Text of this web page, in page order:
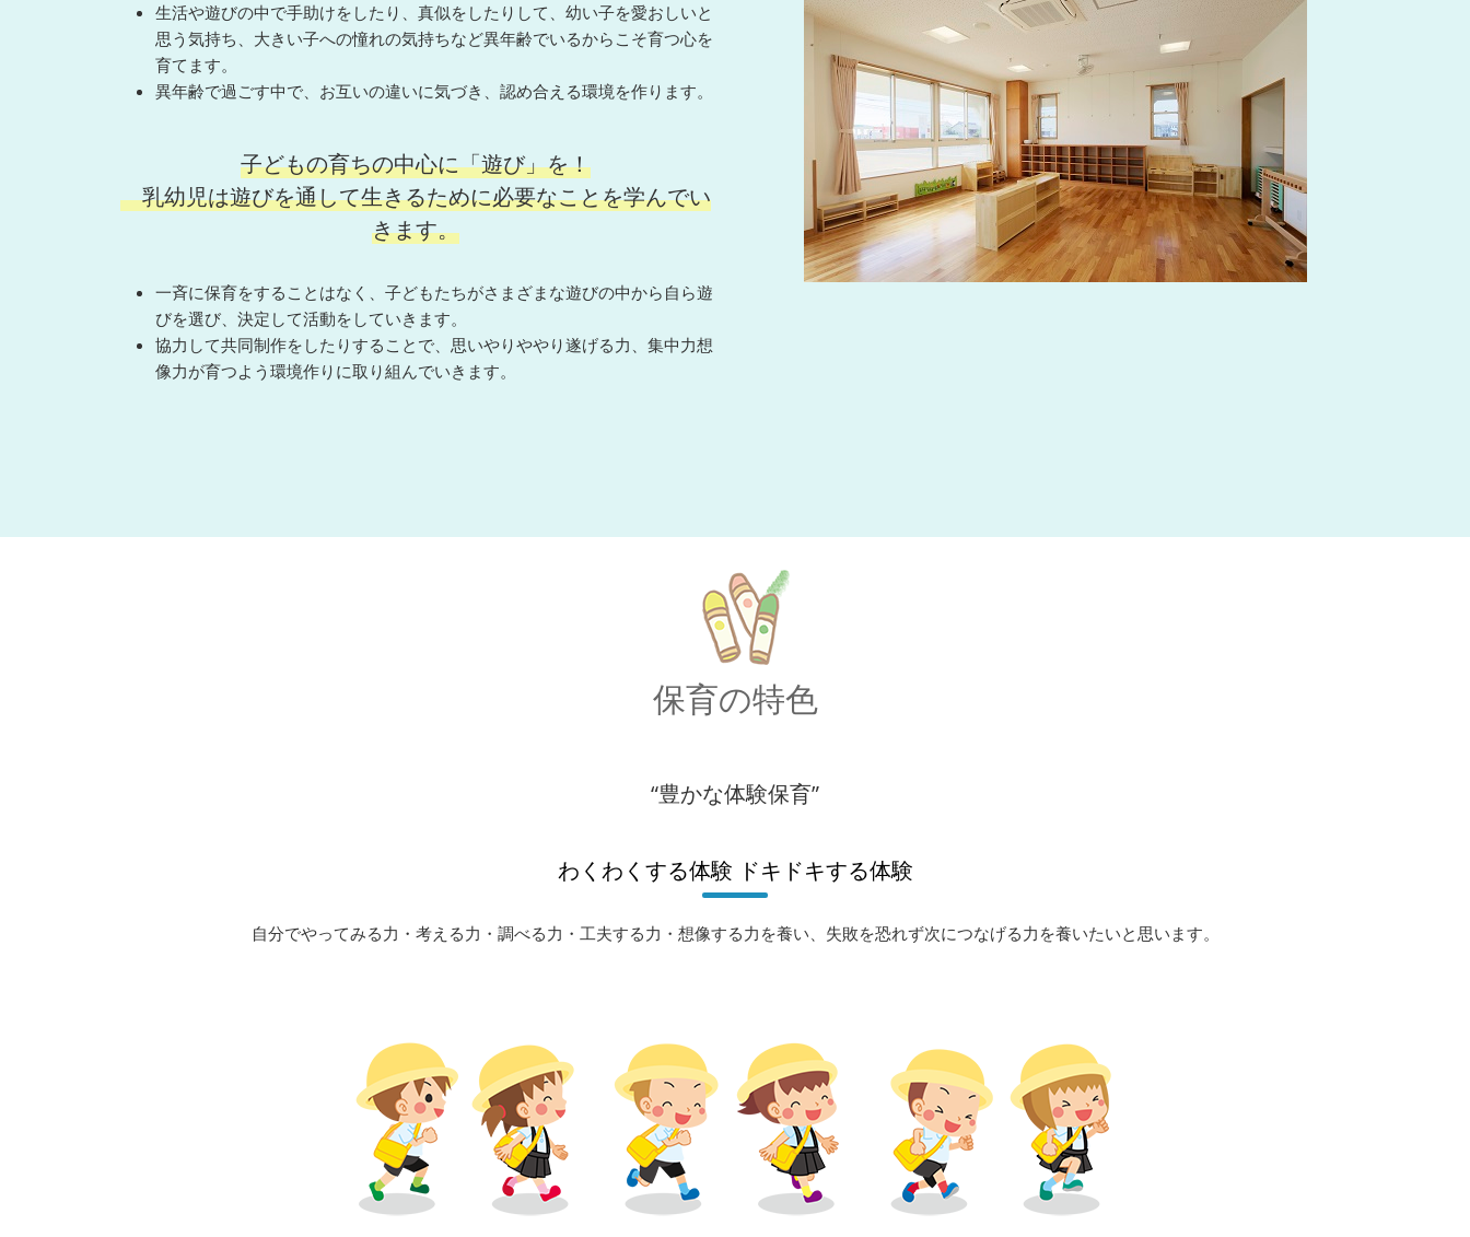
生活や遊びの中で手助けをしたり、真似をしたりして、幼い子を愛おしいと
思う気持ち、大きい子への憧れの気持ちなど異年齢でいるからこそ育つ心を
育てます。
異年齢で過ごす中で、お互いの違いに気づき、認め合える環境を作ります。
子どもの育ちの中心に「遊び」を！
乳幼児は遊びを通して生きるために必要なことを学んでい
きます。
一斉に保育をすることはなく、子どもたちがさまざまな遊びの中から自ら遊
びを選び、決定して活動をしていきます。
協力して共同制作をしたりすることで、思いやりややり遂げる力、集中力想
像力が育つよう環境作りに取り組んでいきます。
保育の特色
“豊かな体験保育”
わくわくする体験 ドキドキする体験
自分でやってみる力・考える力・調べる力・工夫する力・想像する力を養い、失敗を恐れず次につなげる力を養いたいと思います。